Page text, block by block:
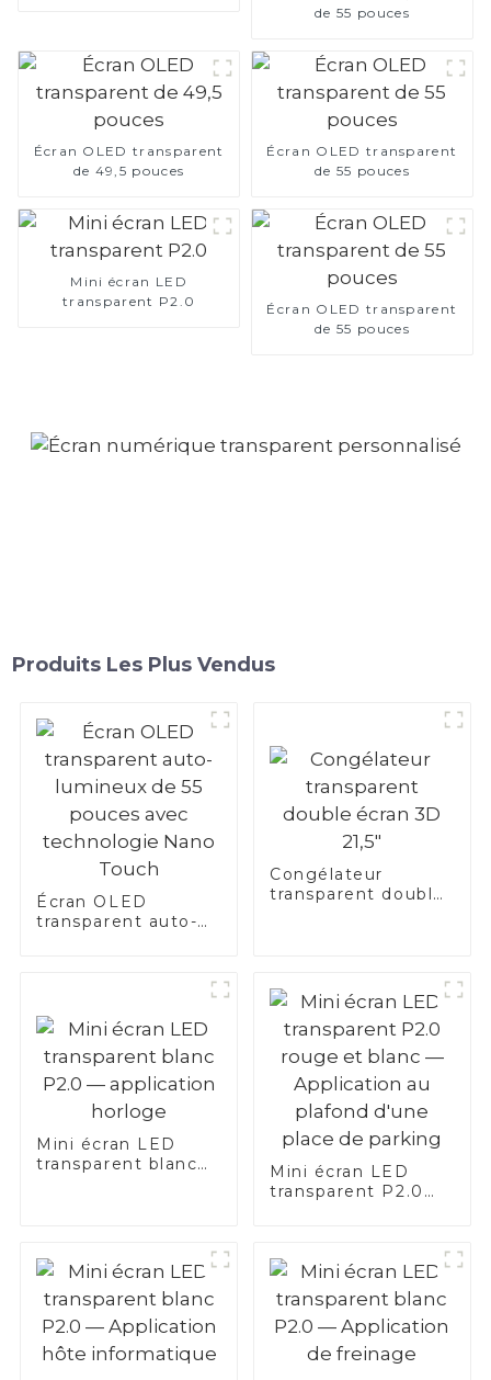
de 55 pouces
Écran OLED transparent
de 49,5 pouces
Écran OLED transparent
de 55 pouces
Mini écran LED
transparent P2.0
Écran OLED transparent
de 55 pouces
Produits Les Plus Vendus
Écran OLED
transparent auto-
Congélateur
transparent double
Mini écran LED
transparent blanc
Mini écran LED
transparent P2.0
plafond d'une place
de parking